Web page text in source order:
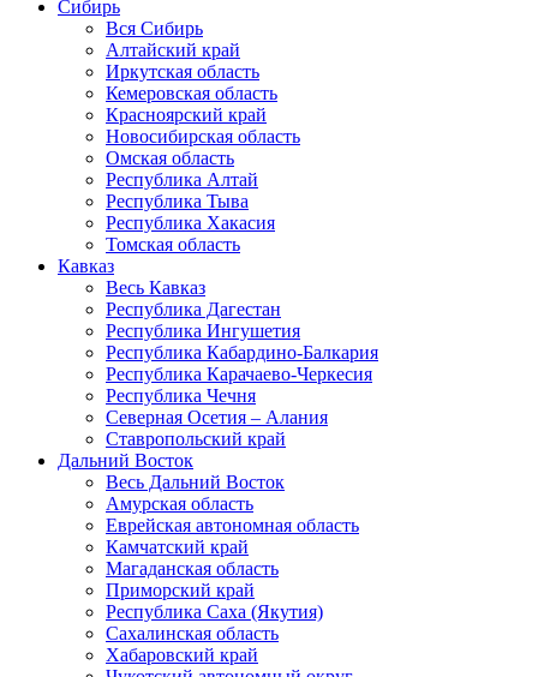
Сибирь
Вся Сибирь
Алтайский край
Иркутская область
Кемеровская область
Красноярский край
Новосибирская область
Омская область
Республика Алтай
Республика Тыва
Республика Хакасия
Томская область
Кавказ
Весь Кавказ
Республика Дагестан
Республика Ингушетия
Республика Кабардино-Балкария
Республика Карачаево-Черкесия
Республика Чечня
Северная Осетия – Алания
Ставропольский край
Дальний Восток
Весь Дальний Восток
Амурская область
Еврейская автономная область
Камчатский край
Магаданская область
Приморский край
Республика Саха (Якутия)
Сахалинская область
Хабаровский край